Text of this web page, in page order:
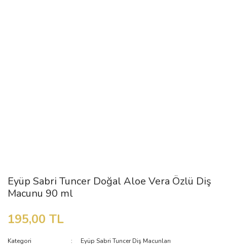
Eyüp Sabri Tuncer Doğal Aloe Vera Özlü Diş
Macunu 90 ml
195,00 TL
Kategori
Eyüp Sabri Tuncer Diş Macunları